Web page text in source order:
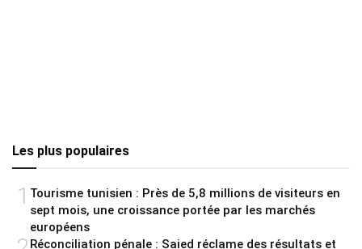
Les plus populaires
1 Tourisme tunisien : Près de 5,8 millions de visiteurs en
sept mois, une croissance portée par les marchés
européens
Réconciliation pénale : Saied réclame des résultats et